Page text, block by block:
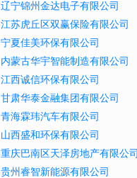
辽宁锦州金达电子有限公司
江苏虎丘区双赢保险有限公司
宁夏佳美环保有限公司
内蒙古华宇智能制造有限公司
江西诚信环保有限公司
甘肃华泰金融集团有限公司
青海霖玮汽车有限公司
山西盛和环保有限公司
重庆巴南区天泽房地产有限公司
贵州睿智新能源有限公司